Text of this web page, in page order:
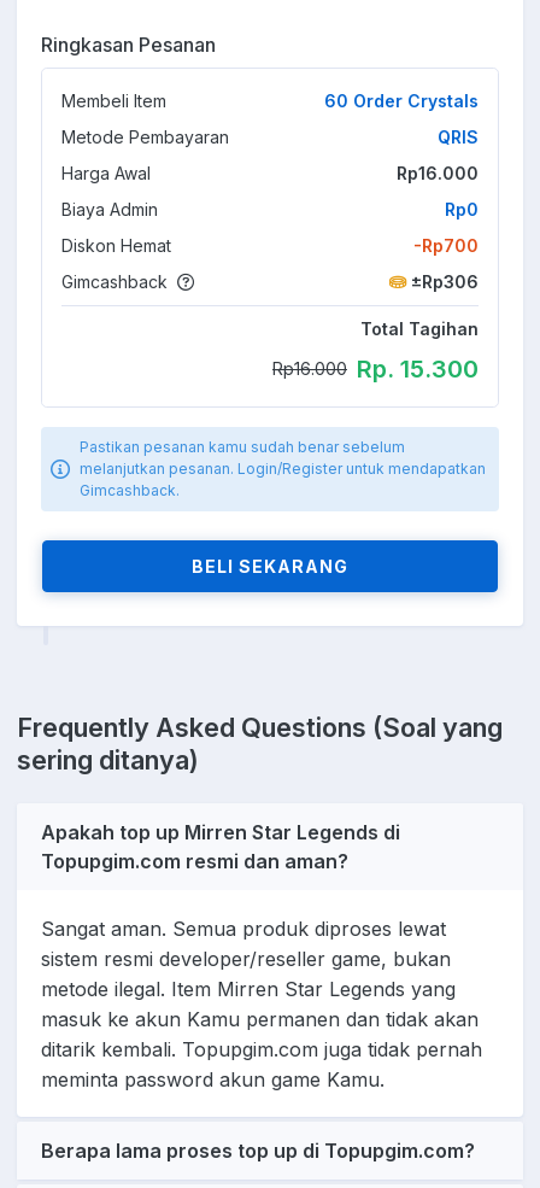
Ringkasan Pesanan
Membeli Item
60 Order Crystals
Metode Pembayaran
QRIS
Harga Awal
Rp16.000
Biaya Admin
Rp0
Diskon Hemat
-Rp700
Gimcashback
±Rp306
Total Tagihan
Rp16.000 Rp. 15.300
Pastikan pesanan kamu sudah benar sebelum
melanjutkan pesanan. Login/Register untuk mendapatkan
Gimcashback.
BELI SEKARANG
Frequently Asked Questions (Soal yang
sering ditanya)
Apakah top up Mirren Star Legends di
Topupgim.com resmi dan aman?
Sangat aman. Semua produk diproses lewat
sistem resmi developer/reseller game, bukan
metode ilegal. Item Mirren Star Legends yang
masuk ke akun Kamu permanen dan tidak akan
ditarik kembali. Topupgim.com juga tidak pernah
meminta password akun game Kamu.
Berapa lama proses top up di Topupgim.com?